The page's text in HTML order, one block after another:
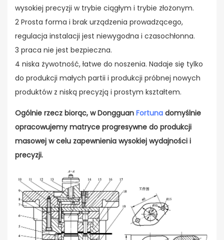
wysokiej precyzji w trybie ciągłym i trybie złożonym.
2 Prosta forma i brak urządzenia prowadzącego,
regulacja instalacji jest niewygodna i czasochłonna.
3 praca nie jest bezpieczna.
4 niska żywotność, łatwe do noszenia. Nadaje się tylko
do produkcji małych partii i produkcji próbnej nowych
produktów z niską precyzją i prostym kształtem.
Ogólnie rzecz biorąc, w Dongguan Fortuna domyślnie
opracowujemy matryce progresywne do produkcji
masowej w celu zapewnienia wysokiej wydajności i
precyzji.